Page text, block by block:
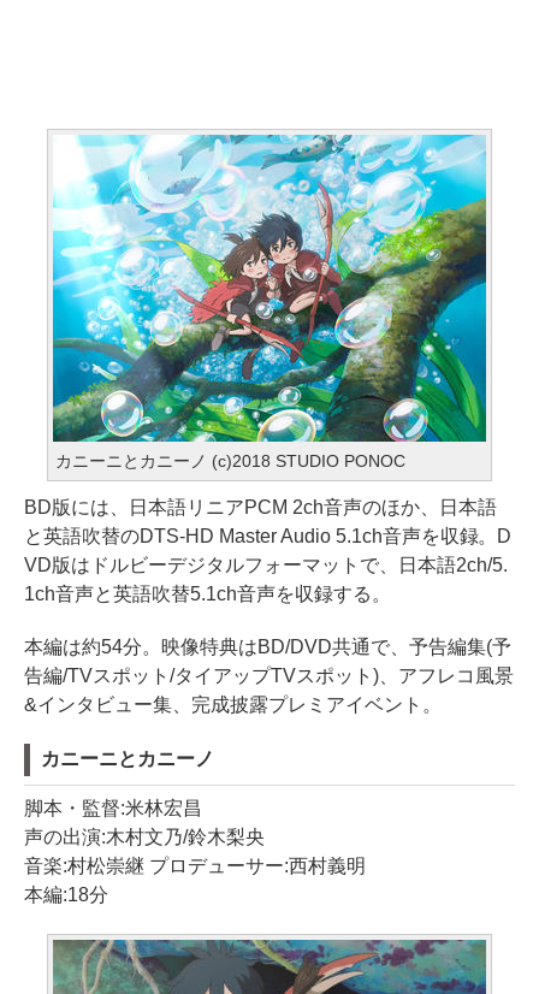
カニーニとカニーノ (c)2018 STUDIO PONOC
BD版には、日本語リニアPCM 2ch音声のほか、日本語
と英語吹替のDTS-HD Master Audio 5.1ch音声を収録。D
VD版はドルビーデジタルフォーマットで、日本語2ch/5.
1ch音声と英語吹替5.1ch音声を収録する。
本編は約54分。映像特典はBD/DVD共通で、予告編集(予
告編/TVスポット/タイアップTVスポット)、アフレコ風景
&インタビュー集、完成披露プレミアイベント。
カニーニとカニーノ
脚本・監督:米林宏昌
声の出演:木村文乃/鈴木梨央
音楽:村松崇継 プロデューサー:西村義明
本編:18分